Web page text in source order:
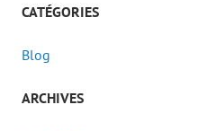
CATÉGORIES
Blog
ARCHIVES